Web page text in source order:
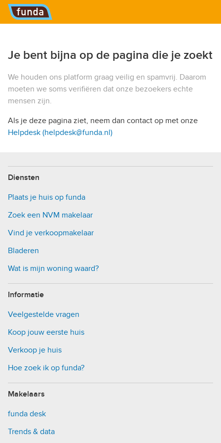
Hoofdmenu
Je bent bijna op de pagina die je zoekt
We houden ons platform graag veilig en spamvrij. Daarom
moeten we soms verifiëren dat onze bezoekers echte
mensen zijn.
Als je deze pagina ziet, neem dan contact op met onze
Helpdesk (helpdesk@funda.nl)
Diensten
Plaats je huis op funda
Zoek een NVM makelaar
Vind je verkoopmakelaar
Bladeren
Wat is mijn woning waard?
Informatie
Veelgestelde vragen
Koop jouw eerste huis
Verkoop je huis
Hoe zoek ik op funda?
Makelaars
funda desk
Trends & data